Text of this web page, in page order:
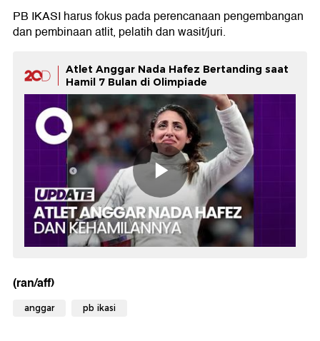
PB IKASI harus fokus pada perencanaan pengembangan
dan pembinaan atlit, pelatih dan wasit/juri.
Atlet Anggar Nada Hafez Bertanding saat
Hamil 7 Bulan di Olimpiade
(ran/aff)
anggar pb ikasi